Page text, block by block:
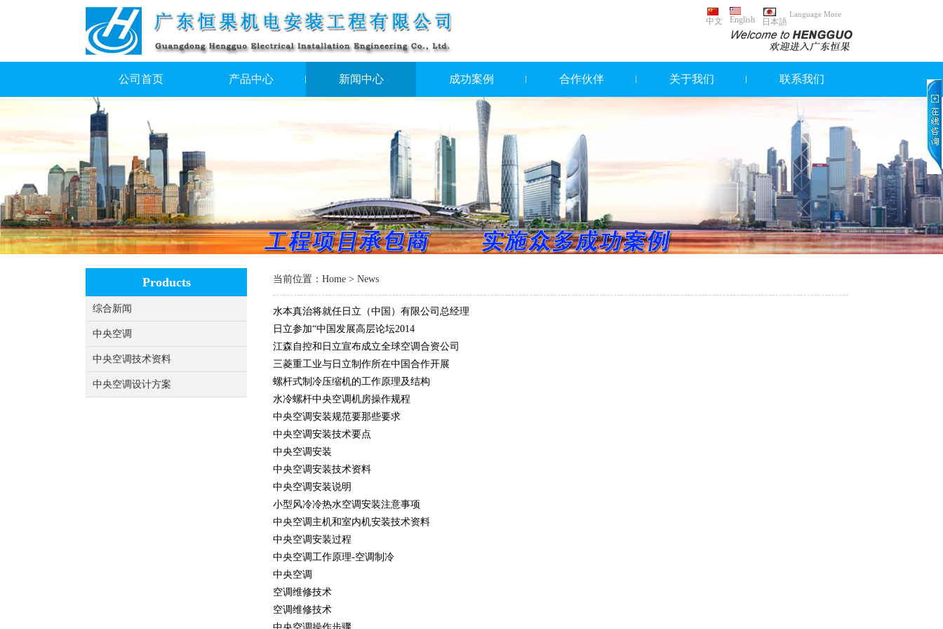
中文 English 日本語
Language More
公司首页 产品中心 新闻中心 成功案例 合作伙伴 关于我们 联系我们
Products
综合新闻
中央空调
中央空调技术资料
中央空调设计方案
当前位置： Home > News
水本真治将就任日立（中国）有限公司总经理
日立参加“中国发展高层论坛2014
江森自控和日立宣布成立全球空调合资公司
三菱重工业与日立制作所在中国合作开展
螺杆式制冷压缩机的工作原理及结构
水冷螺杆中央空调机房操作规程
中央空调安装规范要那些要求
中央空调安装技术要点
中央空调安装
中央空调安装技术资料
中央空调安装说明
小型风冷冷热水空调安装注意事项
中央空调主机和室内机安装技术资料
中央空调安装过程
中央空调工作原理-空调制冷
中央空调
空调维修技术
空调维修技术